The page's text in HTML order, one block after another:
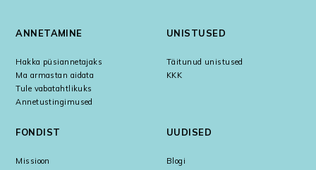
ANNETAMINE
Hakka püsiannetajaks
Ma armastan aidata
Tule vabatahtlikuks
Annetustingimused
UNISTUSED
Täitunud unistused
KKK
FONDIST
Missioon
UUDISED
Blogi